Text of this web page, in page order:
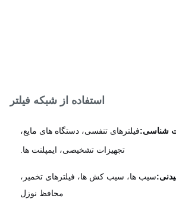
استفاده از شبکه فیلتر
فیلترهای تنفسی، دستگاه های مایع،
تجهیزات تشخیصی، ایمپلنت ها.
سیب ها، سیب کش ها، فیلترهای تخمیر،
محافظ نوزل